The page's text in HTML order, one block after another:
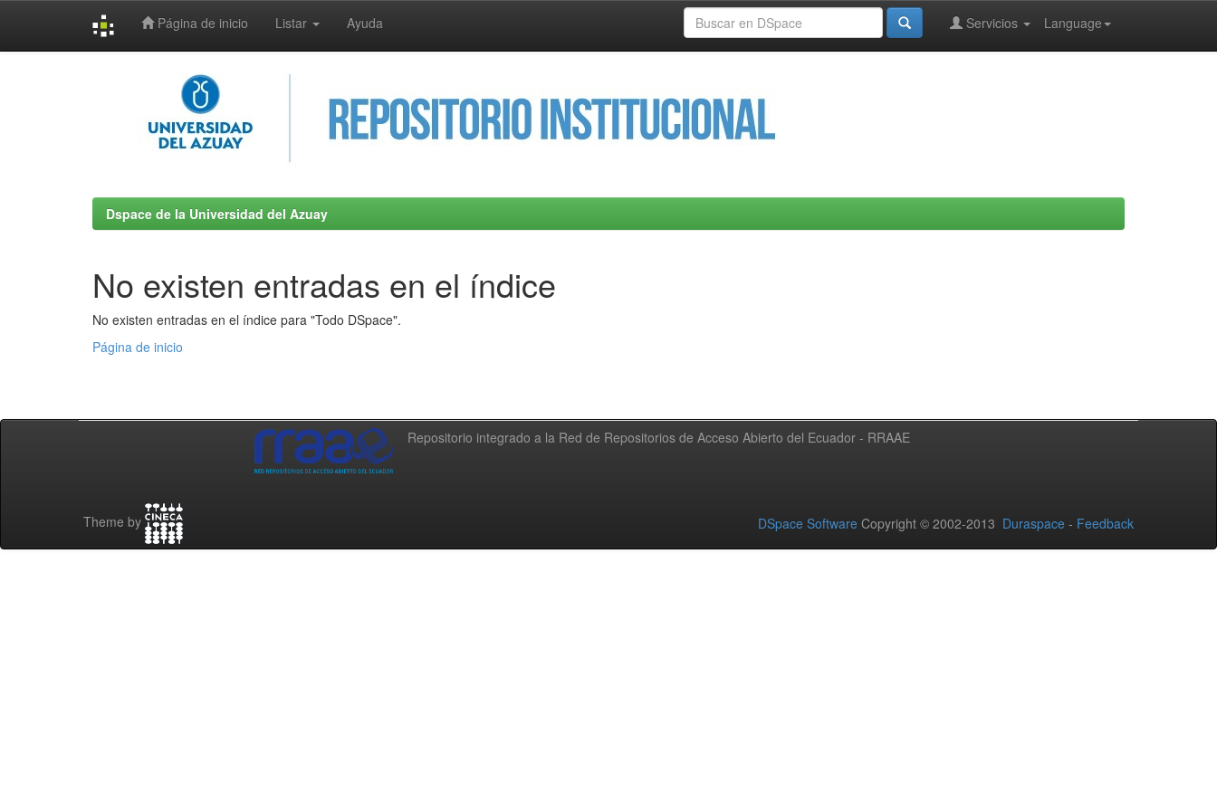
Página de inicio Listar Ayuda Language
Servicios
Dspace de la Universidad del Azuay
No existen entradas en el índice
No existen entradas en el índice para "Todo DSpace".
Página de inicio
Repositorio integrado a la Red de Repositorios de Acceso Abierto del Ecuador - RRAAE
Theme by DSpace Software Copyright © 2002-2013 Duraspace - Feedback